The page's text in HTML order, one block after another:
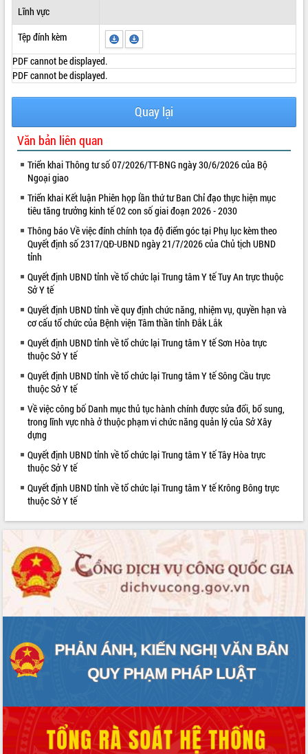
VIDEO
Loading the player...
Hội nghị UBND tỉnh Đắk Lắk thường kỳ
tháng 7/2026
Lễ truy tặng danh hiệu “Bà Mẹ Việt
Nam Anh hùng” và trao Huân chương
Lao động
UBND tỉnh Đắk Lắk triển khai nhiệm
vụ 6 tháng cuối năm 2026
Kỳ họp thứ Hai, Hội đồng nhân dân
tỉnh khóa XI quyết nghị nhiều nội dung
quan trọng
Bí thư Tỉnh ủy Lương Nguyễn Minh
cách mạng
Rà soát, hoàn thiện hệ thống thiết chế
văn hóa, thể thao đáp ứng yêu cầu
phát triển mới
Thường trực HĐND tỉnh Đắk Lắk gặp
Minh
Lễ truy điệu và an táng hài cốt liệt sĩ
tại Nghĩa trang Liệt sĩ xã Sơn Hòa
Bàn giải pháp tháo gỡ khó khăn trong
xuất khẩu sầu riêng và triển khai quy
Thứ trưởng Bộ Nông nghiệp và Môi
trường Nguyễn Hoàng Hiệp khảo sát
vùng trồng và doanh nghiệp đóng gói
món ăn từ sầu riêng
Đắk Lắk công bố Quy hoạch và xúc
tiến đầu tư tỉnh
ALBUM ẢNH
LIÊN KẾT WEB
Lĩnh vực
Tệp đính kèm
PDF cannot be displayed.
PDF cannot be displayed.
Quay lại
Văn bản liên quan
Triển khai Thông tư số 07/2026/TT-BNG ngày 30/6/2026 của Bộ
Ngoại giao
Triển khai Kết luận Phiên họp lần thứ tư Ban Chỉ đạo thực hiện mục
tiêu tăng trưởng kinh tế 02 con số giai đoạn 2026 - 2030
Thông báo Về việc đính chính tọa độ điểm góc tại Phụ lục kèm theo
Quyết định số 2317/QĐ-UBND ngày 21/7/2026 của Chủ tịch UBND
tỉnh
Quyết định UBND tỉnh về tổ chức lại Trung tâm Y tế Tuy An trực thuộc
Sở Y tế
Quyết định UBND tỉnh về quy định chức năng, nhiệm vụ, quyền hạn và
cơ cấu tổ chức của Bệnh viện Tâm thần tỉnh Đắk Lắk
Quyết định UBND tỉnh về tổ chức lại Trung tâm Y tế Sơn Hòa trực
thuộc Sở Y tế
Quyết định UBND tỉnh về tổ chức lại Trung tâm Y tế Sông Cầu trực
thuộc Sở Y tế
Về việc công bố Danh mục thủ tục hành chính được sửa đổi, bổ sung,
trong lĩnh vực nhà ở thuộc phạm vi chức năng quản lý của Sở Xây
dựng
Quyết định UBND tỉnh về tổ chức lại Trung tâm Y tế Tây Hòa trực
thuộc Sở Y tế
Quyết định UBND tỉnh về tổ chức lại Trung tâm Y tế Krông Bông trực
thuộc Sở Y tế